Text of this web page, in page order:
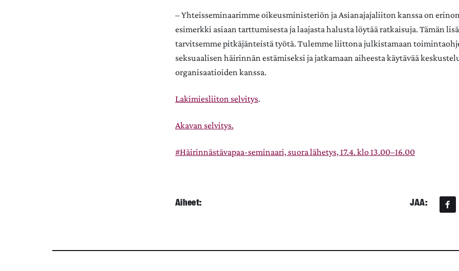
– Yhteisseminaarimme oikeusministeriön ja Asianajajaliiton kanssa on
esimerkki asiaan tarttumisesta ja laajasta halusta löytää ratkaisuja. Tämän
tarvitsemme pitkäjänteistä työtä. Tulemme liittona julkistamaan
seksuaalisen häirinnän estämiseksi ja jatkamaan aiheesta käytävää
organisaatioiden kanssa.
Lakimiesliiton selvitys.
Akavan selvitys.
#Häirinnästävapaa-seminaari, suora lähetys, 17.4. klo 13.00–16.00
Aiheet: JAA: